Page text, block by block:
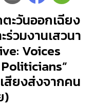
ะวันออกเฉียง
วมงานเสวนา
Voices
สียงส่งจากคน
)